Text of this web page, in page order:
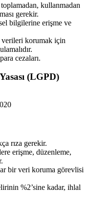
kullanmadan
gerekir.
bilgilerine erişme ve
korumak için
cezaları.
(LGPD)
rıza gerekir.
erişme, düzenleme,
bir veri koruma görevlisi
%2’sine kadar, ihlal